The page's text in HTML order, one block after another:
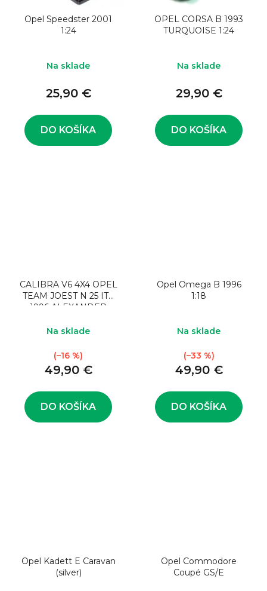
Opel Speedster 2001
1:24
Na sklade
25,90 €
DO KOŠÍKA
OPEL CORSA B 1993
TURQUOISE 1:24
Na sklade
29,90 €
DO KOŠÍKA
CALIBRA V6 4X4 OPEL
TEAM JOEST N 25 ITC
1996 ALEXANDER
YELLOW 1:18
Na sklade
49,90 €
(–16 %)
DO KOŠÍKA
Opel Omega B 1996
1:18
Na sklade
49,90 €
(–33 %)
DO KOŠÍKA
Opel Kadett E Caravan
(silver)
Opel Commodore
Coupé GS/E